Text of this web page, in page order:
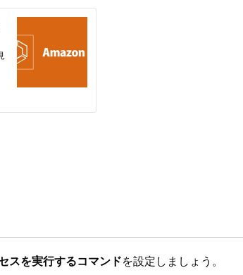
スを実行するコマンドを設定しましょう。